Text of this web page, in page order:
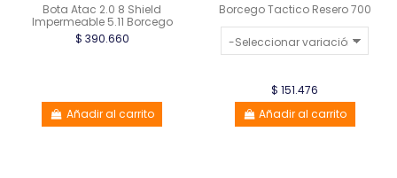
Bota Atac 2.0 8 Shield
Impermeable 5.11 Borcego
$ 390.660
Añadir al carrito
Borcego Tactico Resero 700
$ 151.476
Añadir al carrito